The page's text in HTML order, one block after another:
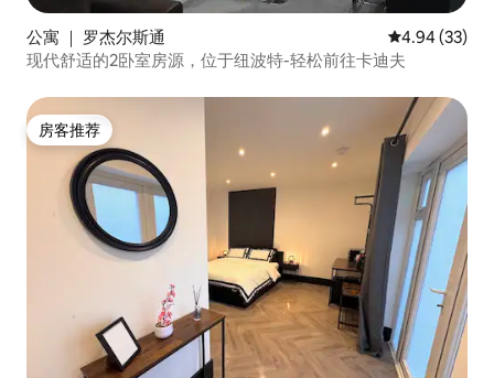
公寓 ｜ 罗杰尔斯通 平均评分
4.94 (33)
现代舒适的2卧室房源，位于纽波特-轻松前往卡迪夫
房客推荐
房客推荐